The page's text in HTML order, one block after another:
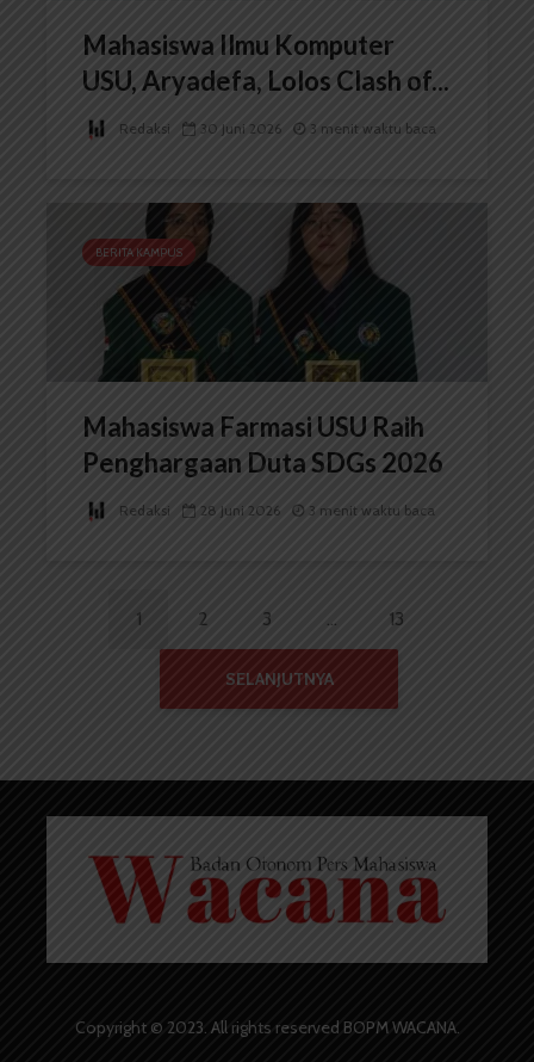
Mahasiswa Ilmu Komputer
USU, Aryadefa, Lolos Clash of...
Redaksi 30 Juni 2026 3 menit waktu baca
BERITA KAMPUS
Mahasiswa Farmasi USU Raih
Penghargaan Duta SDGs 2026
Redaksi 28 Juni 2026 3 menit waktu baca
1 2 3 … 13
SELANJUTNYA
Copyright © 2023. All rights reserved BOPM WACANA.